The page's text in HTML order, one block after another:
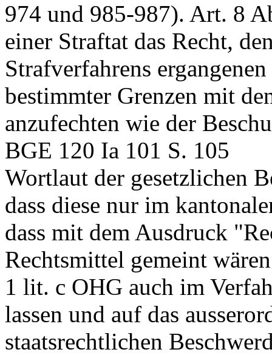
974 und 985-987). Art. 8
einer Straftat das Recht,
Strafverfahrens
bestimmter Grenzen mit
anzufechten wie der
BGE 120 Ia 101 S. 105
Wortlaut der gesetzlichen
dass diese nur im
dass mit dem Ausdruck
Rechtsmittel gemeint
1 lit. c OHG auch im
lassen und auf das
staatsrechtlichen